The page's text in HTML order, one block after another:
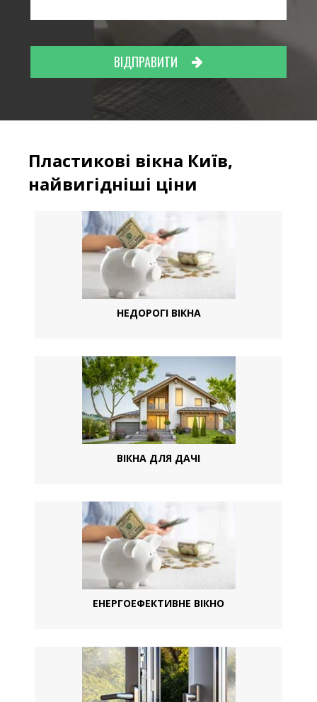
ВІДПРАВИТИ
Пластикові вікна Київ,
найвигідніші ціни
НЕДОРОГІ ВІКНА
ВІКНА ДЛЯ ДАЧІ
ЕНЕРГОЕФЕКТИВНЕ ВІКНО